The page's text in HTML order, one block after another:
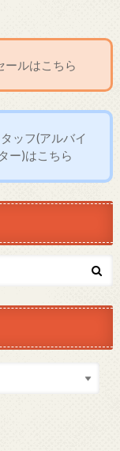
ールはこちら
ッフ(アルバイ
ー)はこちら